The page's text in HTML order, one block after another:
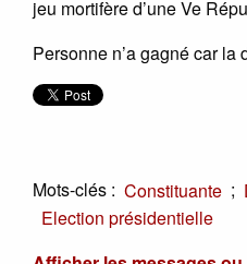
jeu mortifère d’une Ve
Personne n’a gagné car la
Mots-clés : Constituante ;
Election présidentielle